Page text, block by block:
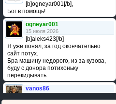
[b]ogneyar001[/b],
Бог в помощь!
ogneyar001
15 июля 2026
[b]aleks423[/b]
Я уже понял, за год окончательно
сайт потух.
Бра машину недорого, из за кузова,
буду с донора потихоньку
перекидывать.
vanos86